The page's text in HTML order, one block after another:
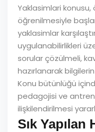
Yaklasimlari
öğrenilmesiyle
yaklasimlar
uygulanabilirlikleri
sorular çözülmeli,
hazırlanarak
Konu bütünlüğü
pedagojisi ve
ilişkilendirilmesi
Sık Yapılan